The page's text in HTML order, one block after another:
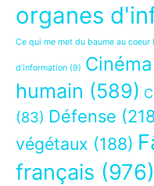
organes
Ce qui me met du baume au coeur
d’information (9) Cinéma
humain (589)
(83) Défense
végétaux (188)
français (976)